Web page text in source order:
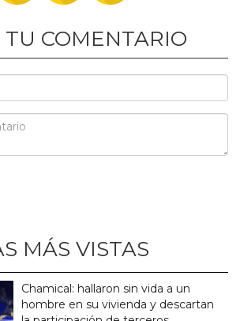
TU COMENTARIO
MÁS VISTAS
Chamical: hallaron sin vida a un
hombre en su vivienda y descartan